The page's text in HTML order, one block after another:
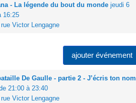
- La légende du bout du monde jeudi 6
16:25
Victor Lengagne
ajouter événement
De Gaulle - partie 2 - J’écris ton nom
21:00 à 23:40
Victor Lengagne